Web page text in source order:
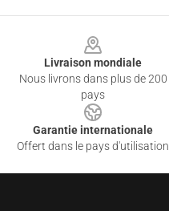
Livraison mondiale
Nous livrons dans plus de 200
pays
Garantie internationale
Offert dans le pays d'utilisation